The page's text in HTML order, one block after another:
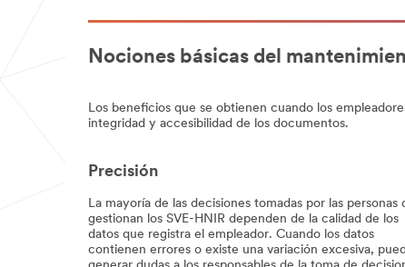
Nociones básicas del
Los beneficios que se obtienen cuando los
integridad y accesibilidad de los documentos.
Precisión
La mayoría de las decisiones tomadas por las personas
gestionan los SVE-HNIR dependen de la calidad de los
datos que registra el empleador. Cuando los datos
contienen errores o existe una variación excesiva,